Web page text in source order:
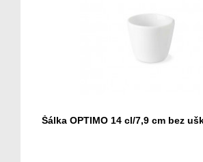
Šálka OPTIMO 14 cl/7,9 cm bez